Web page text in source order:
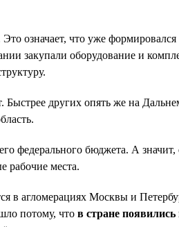
означает, что уже
закупали оборудование и
Быстрее других опять же на
федерального бюджета. А
рабочие места.
агломерациях Москвы и
потому, что в стране